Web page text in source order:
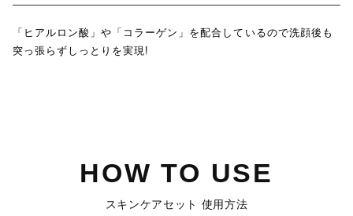
「ヒアルロン酸」や「コラーゲン」を配合しているので洗顔後も
突っ張らずしっとりを実現!
HOW TO USE
スキンケアセット 使用方法